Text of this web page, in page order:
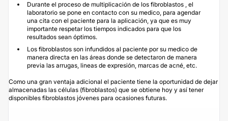
Durante el proceso de multiplicación de los fibroblastos , el
laboratorio se pone en contacto con su medico, para agendar
una cita con el paciente para la aplicación, ya que es muy
importante respetar los tiempos indicados para que los
resultados sean óptimos.
Los fibroblastos son infundidos al paciente por su medico de
manera directa en las áreas donde se detectaron de manera
previa las arrugas, lineas de expresión, marcas de acné, etc.
Como una gran ventaja adicional el paciente tiene la oportunidad de dejar
almacenadas las células (fibroblastos) que se obtiene hoy y así tener
disponibles fibroblastos jóvenes para ocasiones futuras.